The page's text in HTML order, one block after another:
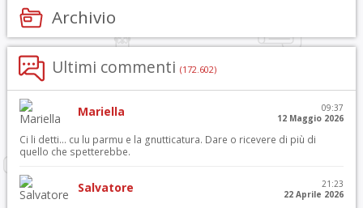
Archivio
Ultimi commenti (172.602)
Mariella
09:37
12 Maggio 2026
Ci li detti… cu lu parmu e la gnutticatura. Dare o ricevere di più di
quello che spetterebbe.
Salvatore
21:23
22 Aprile 2026